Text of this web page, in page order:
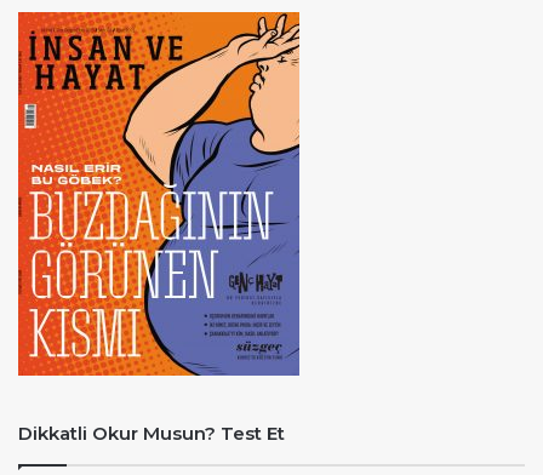
Dikkatli Okur Musun? Test Et